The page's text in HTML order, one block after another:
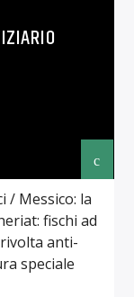
/ Messico: la
fischi ad
anti-
speciale